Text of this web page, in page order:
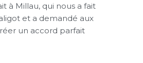
à Millau, qui nous a fait
et a demandé aux
un accord parfait